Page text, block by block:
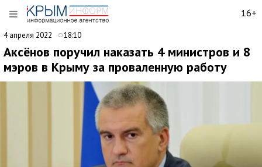
16+
4 апреля 2022 18:10
Аксёнов поручил наказать 4 министров и 8
мэров в Крыму за проваленную работу